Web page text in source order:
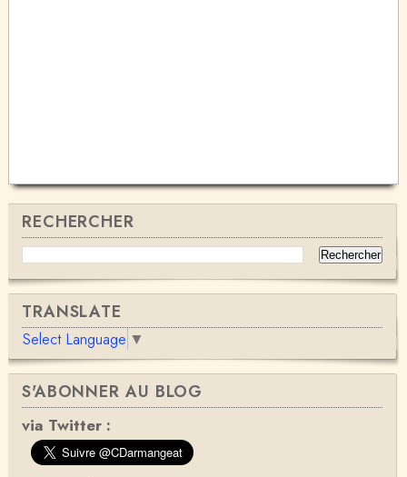
RECHERCHER
TRANSLATE
Select Language ▼
S'ABONNER AU BLOG
via Twitter :